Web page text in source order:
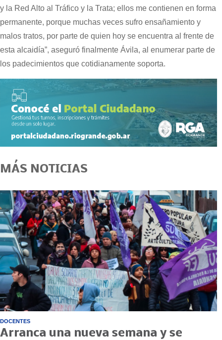
y la Red Alto al Tráfico y la Trata; ellos me contienen en forma
permanente, porque muchas veces sufro ensañamiento y
malos tratos, por parte de quien hoy se encuentra al frente de
esta alcaidía”, aseguró finalmente Ávila, al enumerar parte de
los padecimientos que cotidianamente soporta.
MÁS NOTICIAS
DOCENTES
Arranca una nueva semana y se